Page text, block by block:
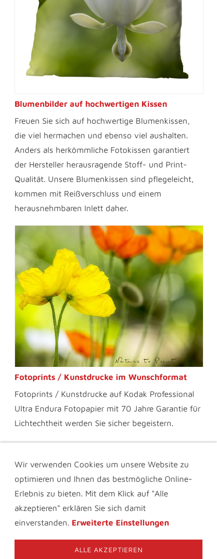
Blumenbilder auf hochwertigen Kissen
Freuen Sie sich auf hochwertige Blumenkissen,
die viel hermachen und ebenso viel aushalten.
Anders als herkömmliche Fotokissen garantiert
der Hersteller herausragende Stoff- und Print-
Qualität. Unsere Blumenkissen sind pflegeleicht,
kommen mit Reißverschluss und einem
herausnehmbaren Inlett daher.
Fotoprints / Kunstdrucke im Wunschformat
Fotoprints / Kunstdrucke auf Kodak Professional
Ultra Endura Fotopapier mit 70 Jahre Garantie für
Lichtechtheit werden Sie sicher begeistern.
INFOTHEK
BLOGS FÜR BLUMENFREUNDE
VIDEOS
AGB
MATERIALBESCHREIBUNG
COOKIES
Sie das Urheberrecht und verwenden Sie die Texte und
schriftliche Genehmigung.
Wir verwenden Cookies um unsere Website zu
optimieren und Ihnen das bestmögliche Online-
Erlebnis zu bieten. Mit dem Klick auf "Alle
akzeptieren" erklären Sie sich damit
einverstanden. Erweiterte Einstellungen
ALLE AKZEPTIEREN